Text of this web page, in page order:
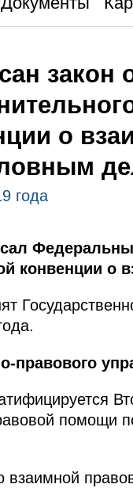
закон
о
года
конвенции
правового
помощи
взаимной